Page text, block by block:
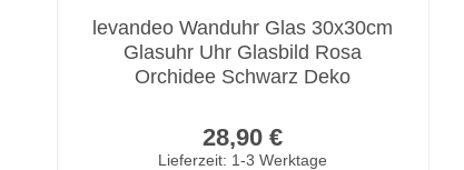
levandeo Wanduhr Glas 30x30cm
Glasuhr Uhr Glasbild Rosa
Orchidee Schwarz Deko
28,90 €
Lieferzeit: 1-3 Werktage